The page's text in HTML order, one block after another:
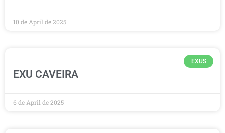
10 de April de 2025
EXUS
EXU CAVEIRA
6 de April de 2025